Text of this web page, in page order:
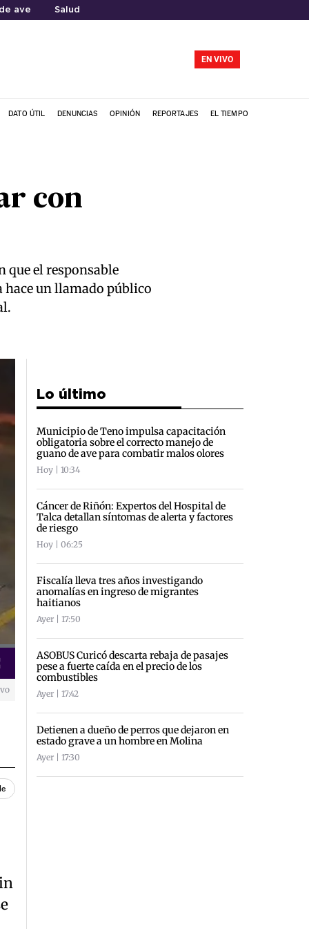
ave Salud
EN VIVO
DATO ÚTIL DENUNCIAS OPINIÓN REPORTAJES EL TIEMPO
con
que el responsable
un llamado público
Lo último
Municipio de Teno impulsa capacitación
obligatoria sobre el correcto manejo de
guano de ave para combatir malos olores
Hoy | 10:34
Cáncer de Riñón: Expertos del Hospital de
Talca detallan síntomas de alerta y factores
de riesgo
Hoy | 06:25
Fiscalía lleva tres años investigando
anomalías en ingreso de migrantes
haitianos
Ayer | 17:50
ASOBUS Curicó descarta rebaja de pasajes
pese a fuerte caída en el precio de los
combustibles
Ayer | 17:42
Detienen a dueño de perros que dejaron en
estado grave a un hombre en Molina
Ayer | 17:30